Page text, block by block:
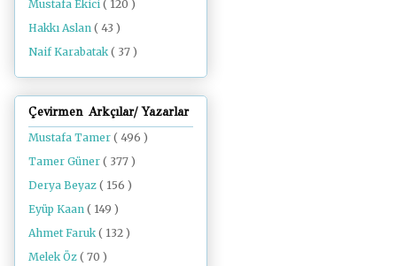
Mustafa Ekici ( 120 )
Hakkı Aslan ( 43 )
Naif Karabatak( 37 )
Çevirmen Arkçılar/ Yazarlar
Mustafa Tamer ( 496 )
Tamer Güner ( 377 )
Derya Beyaz ( 156 )
Eyüp Kaan ( 149 )
Ahmet Faruk ( 132 )
Melek Öz ( 70 )